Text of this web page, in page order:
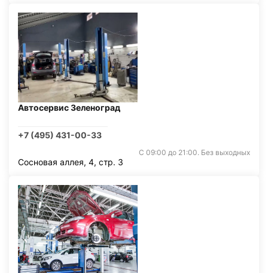
Автосервис Зеленоград
+7 (495) 431-00-33
С 09:00 до 21:00. Без выходных
Сосновая аллея, 4, стр. 3